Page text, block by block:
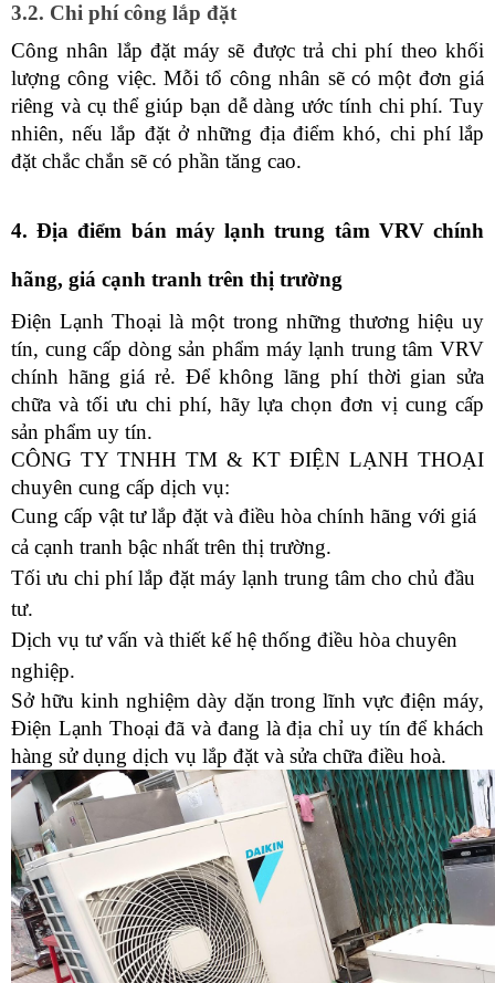
3.2. Chi phí công lắp đặt
Công nhân lắp đặt máy sẽ được trả chi phí theo khối
lượng công việc. Mỗi tổ công nhân sẽ có một đơn giá
riêng và cụ thể giúp bạn dễ dàng ước tính chi phí. Tuy
nhiên, nếu lắp đặt ở những địa điểm khó, chi phí lắp
đặt chắc chắn sẽ có phần tăng cao.
4. Địa điểm bán máy lạnh trung tâm VRV chính
hãng, giá cạnh tranh trên thị trường
Điện Lạnh Thoại là một trong những thương hiệu uy
tín, cung cấp dòng sản phẩm máy lạnh trung tâm VRV
chính hãng giá rẻ. Để không lãng phí thời gian sửa
chữa và tối ưu chi phí, hãy lựa chọn đơn vị cung cấp
sản phẩm uy tín.
CÔNG TY TNHH TM & KT ĐIỆN LẠNH THOẠI
chuyên cung cấp dịch vụ:
Cung cấp vật tư lắp đặt và điều hòa chính hãng với giá
cả cạnh tranh bậc nhất trên thị trường.
Tối ưu chi phí lắp đặt máy lạnh trung tâm cho chủ đầu
tư.
Dịch vụ tư vấn và thiết kế hệ thống điều hòa chuyên
nghiệp.
Sở hữu kinh nghiệm dày dặn trong lĩnh vực điện máy,
Điện Lạnh Thoại đã và đang là địa chỉ uy tín để khách
hàng sử dụng dịch vụ lắp đặt và sửa chữa điều hoà.